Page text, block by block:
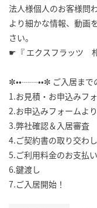
法人様個人のお客様問
より細かな情報、動画
さい。
☛『 エクスフラッツ
✼••┈┈••✼ ご入居ま
1.お見積・お申込みフ
2.お申込みフォームよ
3.弊社確認＆入居審査
4.ご契約書の取り交わ
5.ご利用料金のお支払い
6.鍵渡し
7.ご入居開始！